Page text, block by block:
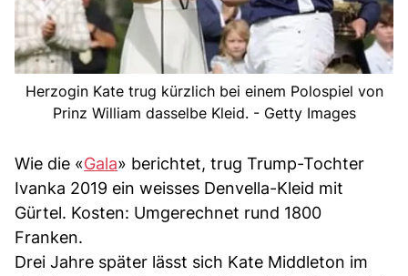
Herzogin Kate trug kürzlich bei einem Polospiel von
Prinz William dasselbe Kleid. - Getty Images
Wie die «Gala» berichtet, trug Trump-Tochter
Ivanka 2019 ein weisses Denvella-Kleid mit
Gürtel. Kosten: Umgerechnet rund 1800
Franken.
Drei Jahre später lässt sich Kate Middleton im